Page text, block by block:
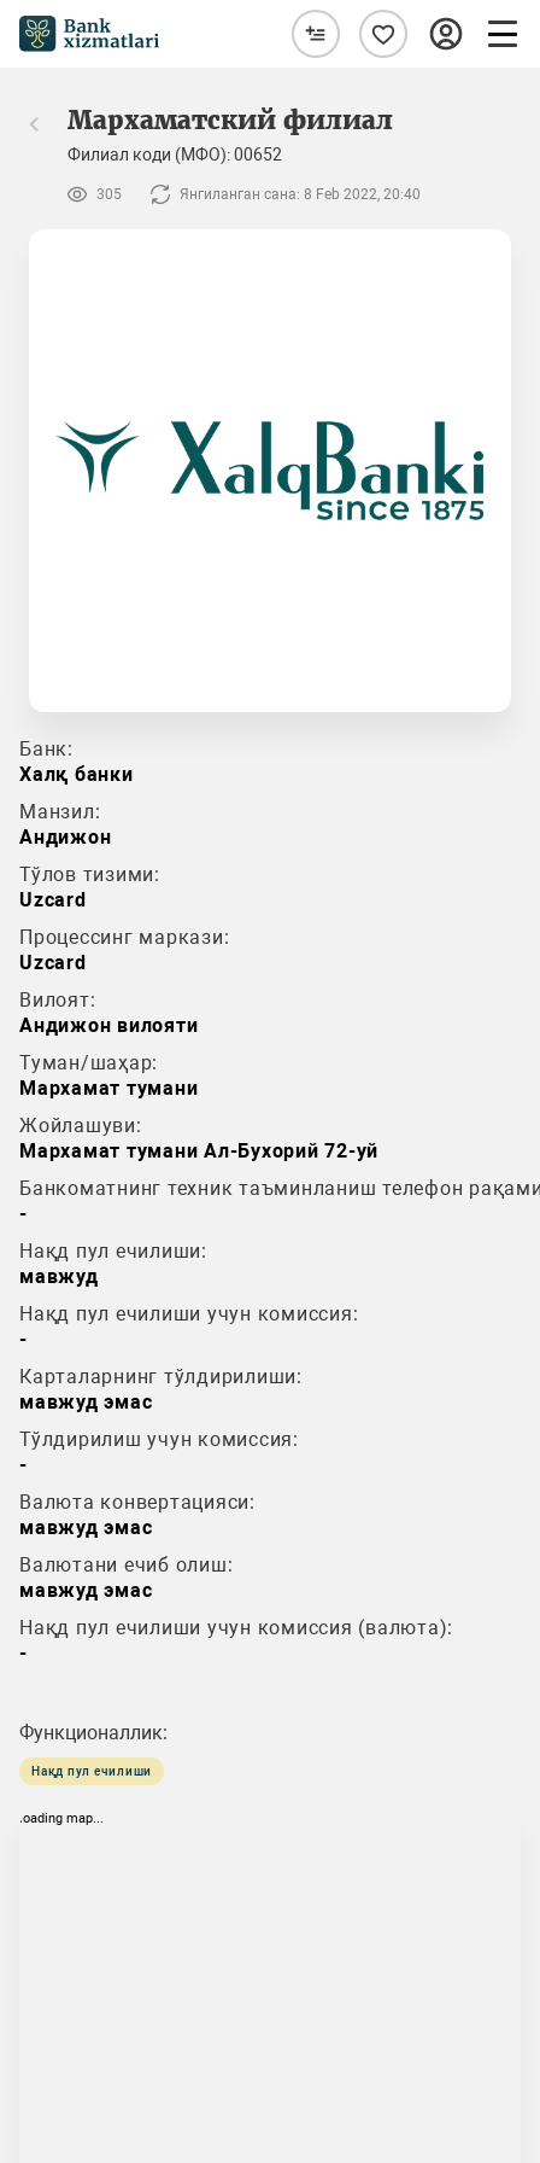
Мархаматский филиал
Филиал коди (МФО): 00652
305 Янгиланган сана: 8 Feb 2022, 20:40
Банк:
Халқ банки
Манзил:
Андижон
Тўлов тизими:
Uzcard
Процессинг маркази:
Uzcard
Вилоят:
Андижон вилояти
Туман/шаҳар:
Мархамат тумани
Жойлашуви:
Мархамат тумани Ал-Бухорий 72-уй
Банкоматнинг техник таъминланиш телефон
-
Нақд пул ечилиши:
мавжуд
Нақд пул ечилиши учун комиссия:
-
Карталарнинг тўлдирилиши:
мавжуд эмас
Тўлдирилиш учун комиссия:
-
Валюта конвертацияси:
мавжуд эмас
Валютани ечиб олиш:
мавжуд эмас
Нақд пул ечилиши учун комиссия (валюта):
-
Функционаллик:
Нақд пул ечилиши
loading map...